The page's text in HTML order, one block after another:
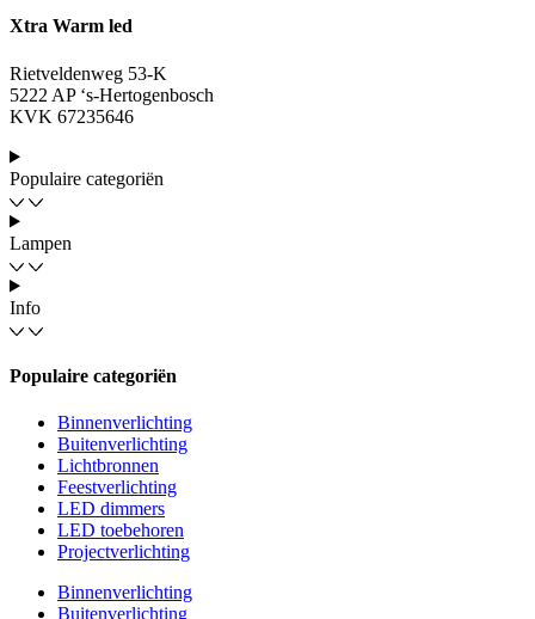
Xtra Warm led
Rietveldenweg 53-K
5222 AP ‘s-Hertogenbosch
KVK 67235646
Populaire categoriën
Lampen
Info
Populaire categoriën
Binnenverlichting
Buitenverlichting
Lichtbronnen
Feestverlichting
LED dimmers
LED toebehoren
Projectverlichting
Binnenverlichting
Buitenverlichting